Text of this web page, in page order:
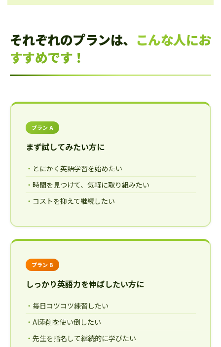
それぞれのプランは、 こんな人にお
すすめです！
プラン A
まず試してみたい方に
とにかく英語学習を始めたい
時間を見つけて、気軽に取り組みたい
コストを抑えて継続したい
プラン B
しっかり英語力を伸ばしたい方に
毎日コツコツ練習したい
AI添削を使い倒したい
先生を指名して継続的に学びたい